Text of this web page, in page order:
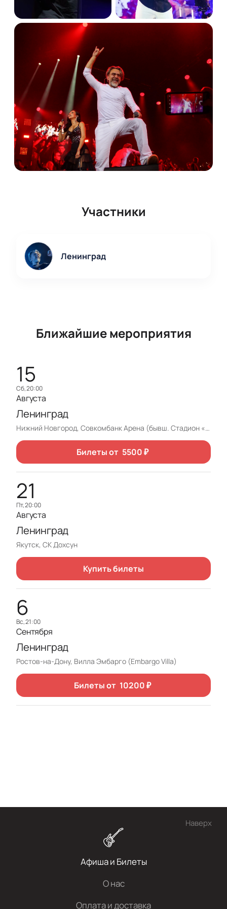
Участники
Ленинград
Ближайшие мероприятия
15
сб, 20:00
Августа
Ленинград
Нижний Новгород, Совкомбанк Арена (бывш. Стадион «Нижний Новгород»)
Билеты от 5500₽
21
пт, 20:00
Августа
Ленинград
Якутск, СК Дохсун
Купить билеты
6
вс, 21:00
Сентября
Ленинград
Ростов-на-Дону, Вилла Эмбарго (Embargo Villa)
Билеты от 10200₽
Наверх
Афиша и Билеты
О нас
Оплата и доставка